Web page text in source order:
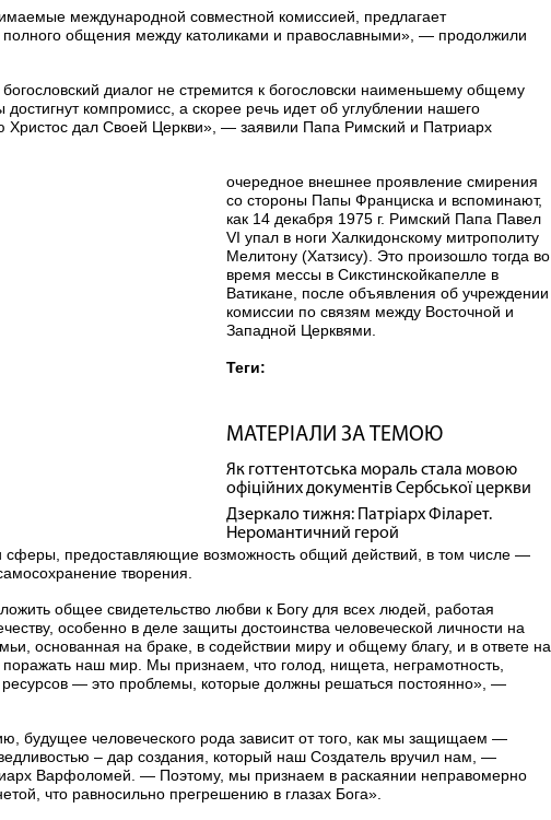
международной совместной комиссией, предлагает
общения между католиками и православными», — продолжили
диалог не стремится к богословски наименьшему общему
компромисс, а скорее речь идет об углублении нашего
Христос дал Своей Церкви», — заявили Папа Римский и Патриарх
сферы, предоставляющие возможность общий действий, в том числе —
творения.
общее свидетельство любви к Богу для всех людей, работая
особенно в деле защиты достоинства человеческой личности на
основанная на браке, в содействии миру и общему благу, и в ответе на
наш мир. Мы признаем, что голод, нищета, неграмотность,
— это проблемы, которые должны решаться постоянно», —
будущее человеческого рода зависит от того, как мы защищаем —
– дар создания, который наш Создатель вручил нам, —
Варфоломей. — Поэтому, мы признаем в раскаянии неправомерно
что равносильно прегрешению в глазах Бога».
очередное внешнее проявление смирения
со стороны Папы Франциска и вспоминают,
как 14 декабря 1975 г. Римский Папа Павел
VI упал в ноги Халкидонскому митрополиту
Мелитону (Хатзису). Это произошло тогда во
время мессы в Сикстинскойкапелле в
Ватикане, после объявления об учреждении
комиссии по связям между Восточной и
Западной Церквями.
Теги:
МАТЕРІАЛИ ЗА ТЕМОЮ
Як готтентотська мораль стала мовою
офіційних документів Сербської церкви
Дзеркало тижня: Патріарх Філарет.
Неромантичний герой